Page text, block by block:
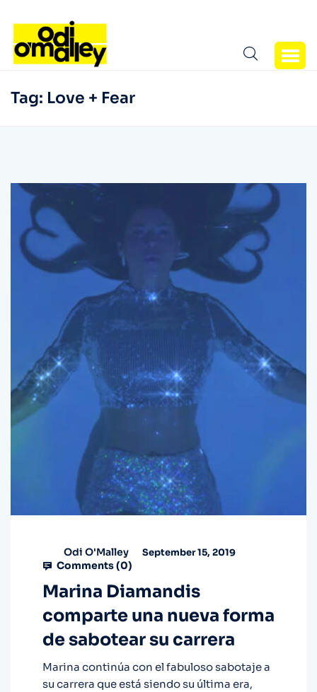
Tag: Love + Fear
Odi O'Malley September 15, 2019
Comments (0)
Marina Diamandis
comparte una nueva forma
de sabotear su carrera
Marina continúa con el fabuloso sabotaje a
su carrera que está siendo su última era,